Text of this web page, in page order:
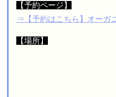
【予約ページ】
⇒【予約はこちら】オーガ
【場所】